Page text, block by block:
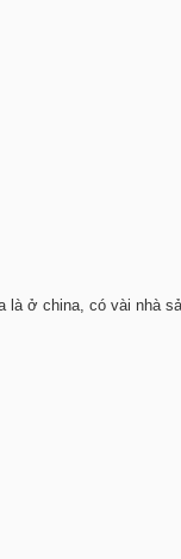
là ở china, có vài nhà